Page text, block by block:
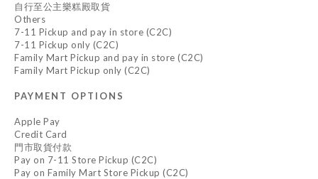
自行至公主樂糕殿取貨
Others
7-11 Pickup and pay in store (C2C)
7-11 Pickup only (C2C)
Family Mart Pickup and pay in store (C2C)
Family Mart Pickup only (C2C)
PAYMENT OPTIONS
Apple Pay
Credit Card
門市取貨付款
Pay on 7-11 Store Pickup (C2C)
Pay on Family Mart Store Pickup (C2C)